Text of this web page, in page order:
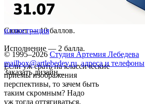
Сюжет — 10 баллов.
Исполнение — 2 балла.
Если уж срать на классические
приемы изображения
перспективы, то зачем быть
таким скромным? Надо
уж тогда оттягиваться.
иллюстрация
© 1995–2026 Студия Артемия Лебедева
mailbox@artlebedev.ru, адреса и телефоны
Заказать дизайн...